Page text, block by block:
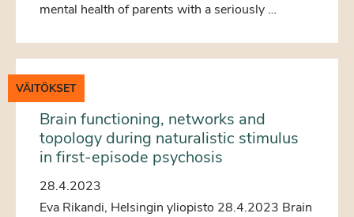
mental health of parents with a seriously …
VÄITÖKSET
Brain functioning, networks and
topology during naturalistic stimulus
in first-episode psychosis
28.4.2023
Eva Rikandi, Helsingin yliopisto 28.4.2023 Brain